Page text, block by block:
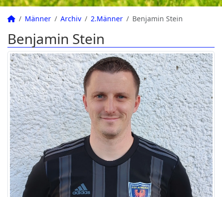
Männer Archiv 2.Männer Benjamin Stein
Benjamin Stein